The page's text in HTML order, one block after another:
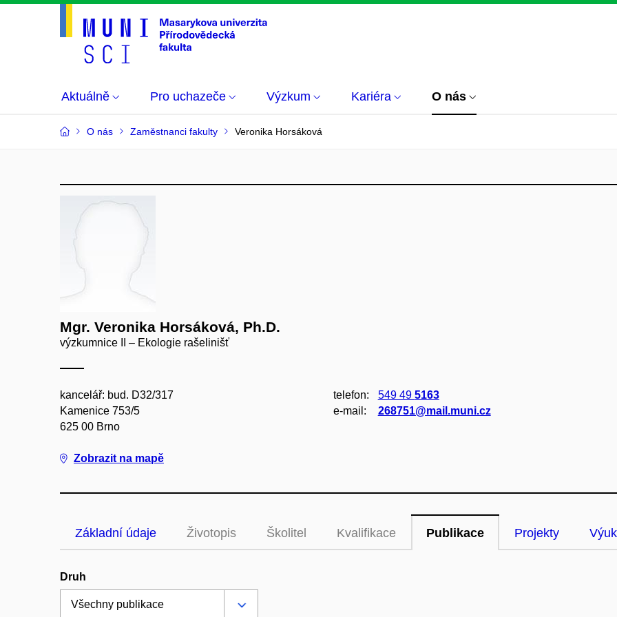
Aktuálně Pro uchazeče Výzkum Kariéra O nás
O nás Zaměstnanci fakulty Veronika Horsáková
Mgr. Veronika Horsáková, Ph.D.
výzkumnice II – Ekologie rašelinišť
kancelář: bud. D32/317
Kamenice 753/5
625 00 Brno
Zobrazit na mapě
telefon: 549 49 5163
e‑mail:
268751@mail.muni.cz
Základní údaje Životopis Školitel Kvalifikace Publikace Projekty
Druh